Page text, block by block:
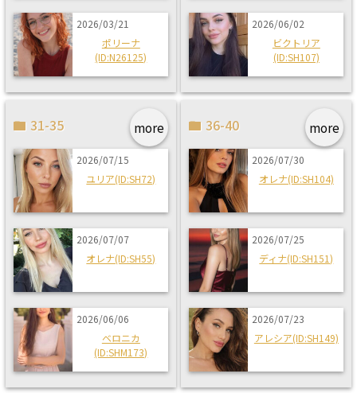
2026/03/21
ポリーナ
(ID:N26125)
2026/06/02
ビクトリア
(ID:SH107)
more
31-35
2026/07/15
ユリア(ID:SH72)
2026/07/07
オレナ(ID:SH55)
2026/06/06
ベロニカ
(ID:SHM173)
more
36-40
2026/07/30
オレナ(ID:SH104)
2026/07/25
ディナ(ID:SH151)
2026/07/23
アレシア(ID:SH149)